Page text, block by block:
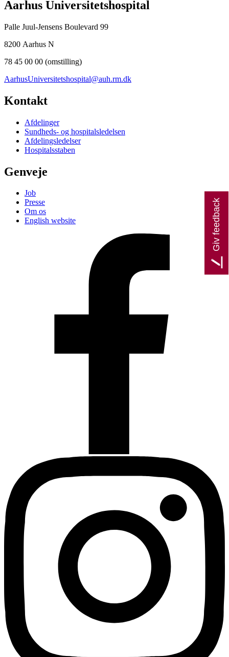
Aarhus Universitetshospital
Palle Juul-Jensens Boulevard 99
8200 Aarhus N
78 45 00 00 (omstilling)
AarhusUniversitetshospital@auh.rm.dk
Kontakt
Afdelinger
Sundheds- og hospitalsledelsen
Afdelingsledelser
Hospitalsstaben
Genveje
Job
Presse
Om os
English website
Giv feedback